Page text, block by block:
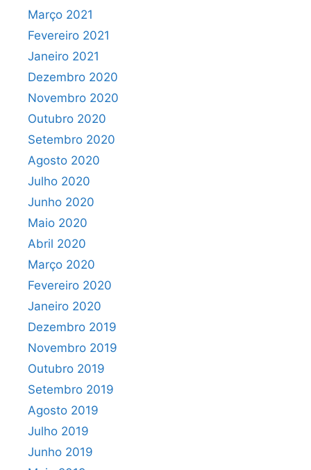
Março 2021
Fevereiro 2021
Janeiro 2021
Dezembro 2020
Novembro 2020
Outubro 2020
Setembro 2020
Agosto 2020
Julho 2020
Junho 2020
Maio 2020
Abril 2020
Março 2020
Fevereiro 2020
Janeiro 2020
Dezembro 2019
Novembro 2019
Outubro 2019
Setembro 2019
Agosto 2019
Julho 2019
Junho 2019